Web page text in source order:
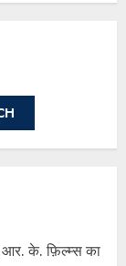
आर. के. फ़िल्म्स का